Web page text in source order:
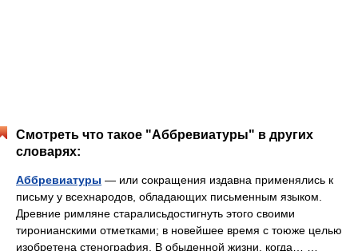
Смотреть что такое "Аббревиатуры" в других
словарях:
Аббревиатуры — или сокращения издавна применялись к
письму у всехнародов, обладающих письменным языком.
Древние римляне старалисьдостигнуть этого своими
тиронианскими отметками; в новейшее время с тоюже целью
изобретена стенография. В обыденной жизни, когда… …